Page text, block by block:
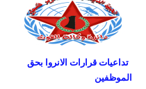
تداعيات قرارات الانروا بحق
الموظفين